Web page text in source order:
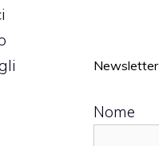
Newsletter
Nome